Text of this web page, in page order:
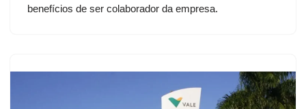
benefícios de ser colaborador da empresa.